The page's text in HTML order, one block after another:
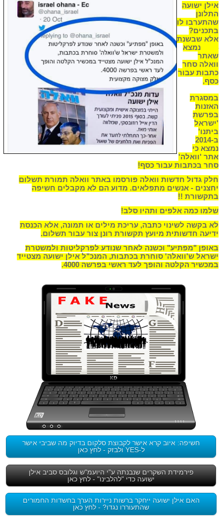
אילן ישועה
התלונן
שהתערבו לו
בתכנים?
אלא שבשנת
2014 נמצא
שאתר
וואלה סחר
כתבות עבור
כסף.
‏במסגרת
האזנות
בפרשת
'ישראל
ביתנו'
ב-2014
נמצא כי
אתר 'וואלה'
סחר בכתבות עבור כסף!
חלק גדול חדשות וואלה פורסמו באתר וואלה תמורת תשלום
יחצנים - אנשים מתפלאים. מדוע הם לא מקבלים חשיפה
בתקשורת !!
שלמו כמה אלפים ותהיו סלב!
‏לא בקשה לשינוי כתבה, עריכת מילים או תמונה, אלא הכנסת
ידיעה חדשותית מיועץ תקשורת רונן צור עבור תשלום.
באופן "מפתיע" וכשנה לאחר שנודע לפרקליטות ולמשטרת
ישראל ש'וואלה' סוחרת בכתבות, המנכ"ל אילן ישועה מצטייד
במכשיר הקלטה והופך לעד ראשי בפרשה 4000.
חשיפה: איוב קרא אישר לקבוצת סלקום בדיוק מה שביבי אישר
ל-YES ולבזק - לחץ כאן
פירמידת השקרים שנבנתה ע"י היועמ"ש וגלובס סביב אילן
ישועה כדי "להלבינו" - לחץ כאן
האם אילן ישועה ייחקר ברשות ניירות הערך בחשדות החמורים
שהתעוררו נגדו? - לחץ כאן